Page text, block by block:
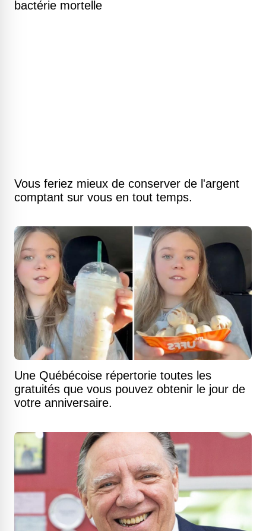
bactérie mortelle
Vous feriez mieux de conserver de l'argent
comptant sur vous en tout temps.
Une Québécoise répertorie toutes les
gratuités que vous pouvez obtenir le jour de
votre anniversaire.